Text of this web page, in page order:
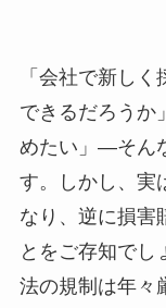
「会社で新し
できるだろうか
めたい」―そん
す。しかし、実
なり、逆に損害
とをご存知でし
法の規制は年々